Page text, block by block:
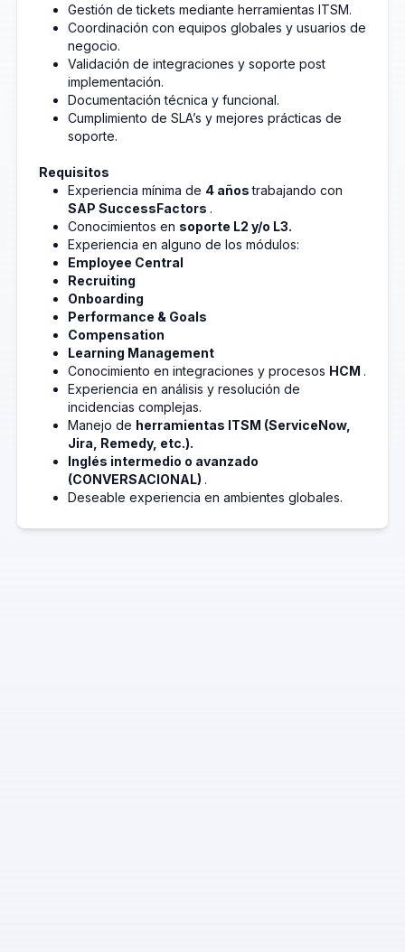
Gestión de tickets mediante herramientas ITSM.
Coordinación con equipos globales y usuarios de
negocio.
Validación de integraciones y soporte post
implementación.
Documentación técnica y funcional.
Cumplimiento de SLA’s y mejores prácticas de
soporte.
Requisitos
Experiencia mínima de 4 añostrabajando con
SAP SuccessFactors .
Conocimientos en soporte L2 y/o L3.
Experiencia en alguno de los módulos:
Employee Central
Recruiting
Onboarding
Performance & Goals
Compensation
Learning Management
Conocimiento en integraciones y procesos HCM .
Experiencia en análisis y resolución de
incidencias complejas.
Manejo de herramientas ITSM (ServiceNow,
Jira, Remedy, etc.).
Inglés intermedio o avanzado
(CONVERSACIONAL) .
Deseable experiencia en ambientes globales.